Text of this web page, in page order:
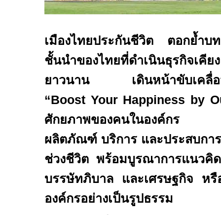
เมืองไทยประกันชีวิต ตอกย้ำบ
ชั้นนำของไทยที่ดำเนินธุรกิจเคีย
ยาวนาน เดินหน้าขับเคลื่อน
“Boost Your Happiness by
ศักยภาพของคนในองค์กร
ผลิตภัณฑ์ บริการ และประสบก
ช่วงชีวิต พร้อมบูรณาการแนวคิ
บรรษัทภิบาล และเศรษฐกิจ ห
องค์กรอย่างเป็นรูปธรรม